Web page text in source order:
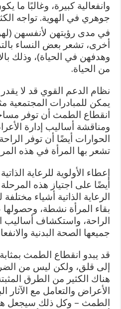
وانفعالية كبيرة، وغالبًا ما
جوهري في الهوية. تواجه
في مدى رؤيتهن لأنفسهن
أخرى، تشعر بعض النساء
وهدفهن في الحياة)، وذلك
من الحياة.
نظام الدعم القوي قد لا
يمكن للمبادرات
انقطاع الطمث أن توفر
ومناقشة أساليب إدارة
الحوارات أيضًا أن توفر
تشعر بها المرأة في هذه
إعطاء الأولوية للرعاية
أيضًا على اجتياز هذه المرحلة
الرعاية الذاتية أشياء
بقاء المرأة نشطة،
الراحة، واستكشاف أساليب
جميعها الصحة البدنية
قد يبدو انقطاع الطمث
إلى قلق، ولكن ليس من
هناك الكثير من الطرق
الأعراض والتعامل مع الآثار
الطمث – وكل ذلك سيجعل